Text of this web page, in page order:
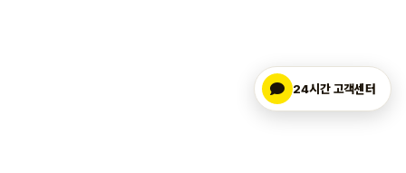
24시간 고객센터